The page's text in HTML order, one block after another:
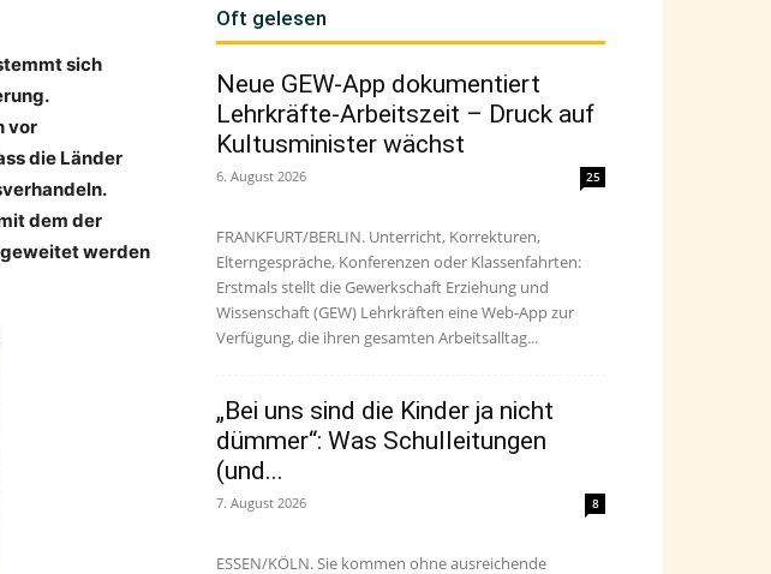
sich
vor
die Länder
dem der
werden
Oft gelesen
Neue GEW-App dokumentiert
Lehrkräfte-Arbeitszeit – Druck auf
Kultusminister wächst
6. August 2026 25
FRANKFURT/BERLIN. Unterricht, Korrekturen,
Elterngespräche, Konferenzen oder Klassenfahrten:
Erstmals stellt die Gewerkschaft Erziehung und
Wissenschaft (GEW) Lehrkräften eine Web-App zur
Verfügung, die ihren gesamten Arbeitsalltag...
„Bei uns sind die Kinder ja nicht
dümmer“: Was Schulleitungen
(und...
7. August 2026 8
ESSEN/KÖLN. Sie kommen ohne ausreichende